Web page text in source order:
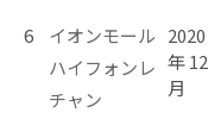
6
イオンモール
ハイフォンレ
チャン
2020
年 12
月